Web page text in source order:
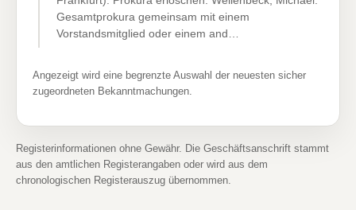
Gesamtprokura gemeinsam mit einem
Vorstandsmitglied oder einem and…
Angezeigt wird eine begrenzte Auswahl der neuesten sicher
zugeordneten Bekanntmachungen.
Registerinformationen ohne Gewähr. Die Geschäftsanschrift stammt
aus den amtlichen Registerangaben oder wird aus dem
chronologischen Registerauszug übernommen.